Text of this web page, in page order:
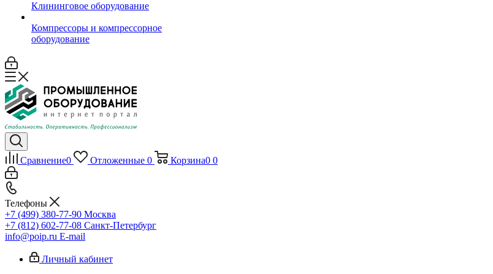
Клининговое оборудование
Компрессоры и компрессорное
оборудование
Сравнение0 Отложенные 0 Корзина0 0
Телефоны
+7 (499) 380-77-90 Москва
+7 (812) 602-77-08 Санкт-Петербург
info@poip.ru E-mail
Личный кабинет